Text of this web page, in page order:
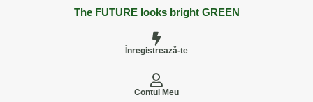
The FUTURE looks bright GREEN
Înregistrează-te
Contul Meu